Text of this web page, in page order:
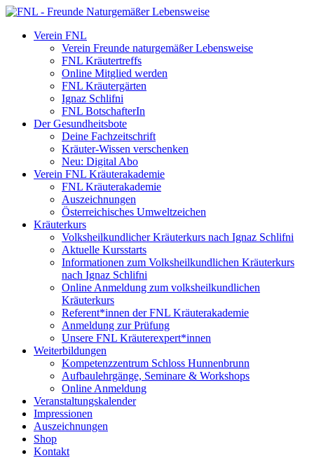
Verein FNL
Verein Freunde naturgemäßer Lebensweise
FNL Kräutertreffs
Online Mitglied werden
FNL Kräutergärten
Ignaz Schlifni
FNL BotschafterIn
Der Gesundheitsbote
Deine Fachzeitschrift
Kräuter-Wissen verschenken
Neu: Digital Abo
Verein FNL Kräuterakademie
FNL Kräuterakademie
Auszeichnungen
Österreichisches Umweltzeichen
Kräuterkurs
Volksheilkundlicher Kräuterkurs nach Ignaz Schlifni
Aktuelle Kursstarts
Informationen zum Volksheilkundlichen Kräuterkurs
nach Ignaz Schlifni
Online Anmeldung zum volksheilkundlichen
Kräuterkurs
Referent*innen der FNL Kräuterakademie
Anmeldung zur Prüfung
Unsere FNL Kräuterexpert*innen
Weiterbildungen
Kompetenzzentrum Schloss Hunnenbrunn
Aufbaulehrgänge, Seminare & Workshops
Online Anmeldung
Veranstaltungskalender
Impressionen
Auszeichnungen
Shop
Kontakt